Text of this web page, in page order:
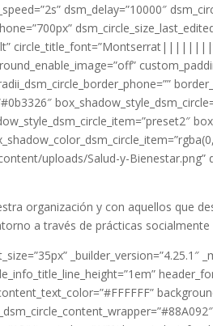
dsm_delay=”10000″
uploads/Salud-y-Bienestar.png”
organización y con aquellos que
a través de prácticas